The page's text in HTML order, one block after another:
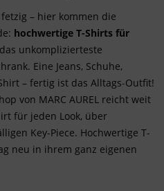
– hier kommen die
hochwertige T-Shirts für
unkomplizierteste
Eine Jeans, Schuhe,
– fertig ist das Alltags-Outfit!
von MARC AUREL reicht weit
für jeden Look, über
Key-Piece. Hochwertige T-
neu in ihrem ganz eigenen